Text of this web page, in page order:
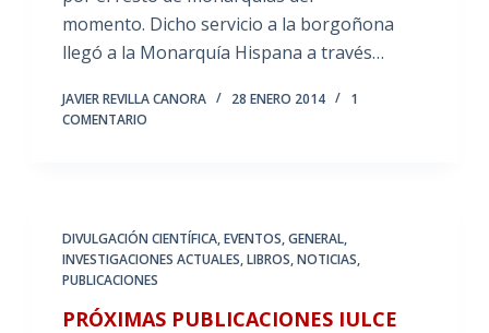
momento. Dicho servicio a la borgoñona
llegó a la Monarquía Hispana a través…
JAVIER REVILLA CANORA 28 ENERO 2014
1
COMENTARIO
DIVULGACIÓN CIENTÍFICA,EVENTOS,GENERAL,
INVESTIGACIONES ACTUALES,LIBROS,NOTICIAS,
PUBLICACIONES
PRÓXIMAS PUBLICACIONES IULCE